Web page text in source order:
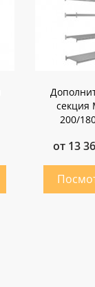
секция
200/
от 13